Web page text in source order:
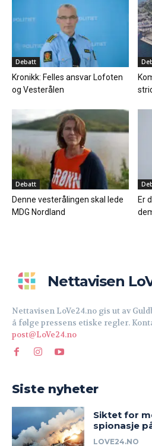
Debatt
Kronikk: Felles ansvar Lofoten
og Vesterålen
Debatt
Denne vesterålingen skal lede
MDG Nordland
Er
Nettavisen
Nettavisen LoVe24.no gis ut av
å følge pressens etiske regler.
post@LoVe24.no
Siste nyheter
Siktet for
spionasje
LOVE24.NO